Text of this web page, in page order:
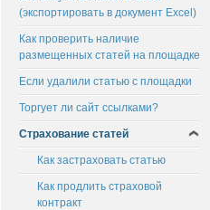
(экспортировать в документ Excel)
Как проверить наличие
размещенных статей на площадке
Если удалили статью с площадки
Торгует ли сайт ссылками?
Страхование статей
Как застраховать статью
Как продлить страховой
контракт